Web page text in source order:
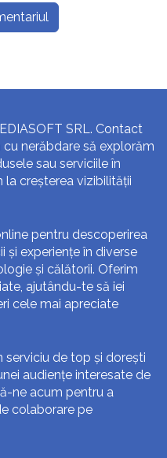
SRL. Contact
nerăbdare să explorăm
sau serviciile în
la creșterea vizibilității
pentru descoperirea
și experiențe în diverse
și călătorii. Oferim
ajutându-te să iei
cele mai apreciate
serviciu de top și dorești
audiențe interesate de
ne acum pentru a
colaborare pe